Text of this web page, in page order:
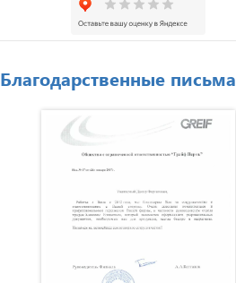
Благодарственные письма